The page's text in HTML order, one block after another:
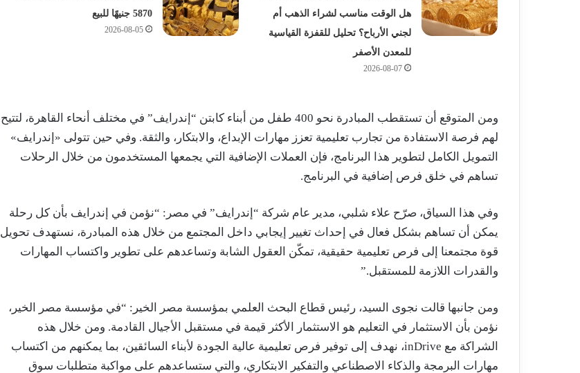
هل الوقت مناسب لشراء الذهب أم
لجني الأرباح؟ تحليل للقفزة القياسية
للمعدن الأصفر
2026-08-07
5870 جنيهًا للبيع
2026-08-05
ومن المتوقع أن تستقطب المبادرة نحو 400 طفل من أبناء كابتن “إندرايف” في مختلف أنحاء القاهرة، لتتيح
لهم فرصة الاستفادة من تجارب تعليمية تعزز مهارات الإبداع، والابتكار، والثقة. وفي حين تتولى «إندرايف»
التمويل الكامل لتطوير هذا البرنامج، فإن العملات الإضافية التي يجمعها المستخدمون من خلال الرحلات
تساهم في خلق فرص إضافية في البرنامج.
وفي هذا السياق، صرّح علاء شلبي، مدير عام شركة “إندرايف” في مصر: “نؤمن في إندرايف بأن كل رحلة
يمكن أن تساهم بشكل فعال في إحداث تغيير إيجابي داخل المجتمع من خلال هذه المبادرة، نستهدف تحويل
قوة مجتمعنا إلى فرص تعليمية حقيقية، تمكّن العقول الشابة وتساعدهم على تطوير واكتساب المهارات
والقدرات اللازمة للمستقبل.”
ومن جانبها قالت نجوى السيد، رئيس قطاع البحث العلمي بمؤسسة مصر الخير: “في مؤسسة مصر الخير،
نؤمن بأن الاستثمار في التعليم هو الاستثمار الأكثر قيمة في مستقبل الأجيال القادمة. ومن خلال هذه
الشراكة مع inDrive، نهدف إلى توفير فرص تعليمية عالية الجودة لأبناء السائقين، بما يمكنهم من اكتساب
مهارات البرمجة والذكاء الاصطناعي والتفكير الابتكاري، والتي ستساعدهم على مواكبة متطلبات سوق